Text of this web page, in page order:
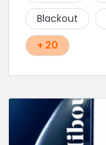
Blackout
+ 20